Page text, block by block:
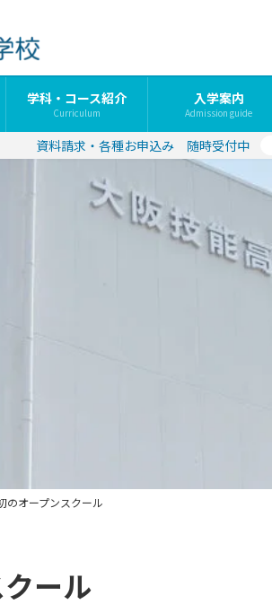
学科・コース紹介
Curriculum
入学案内
Admission guide
資料請求・各種お申込み 随時受付中
のオープンスクール
ール